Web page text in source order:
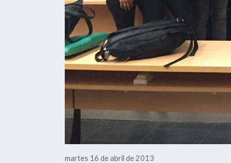
martes 16 de abril de 2013